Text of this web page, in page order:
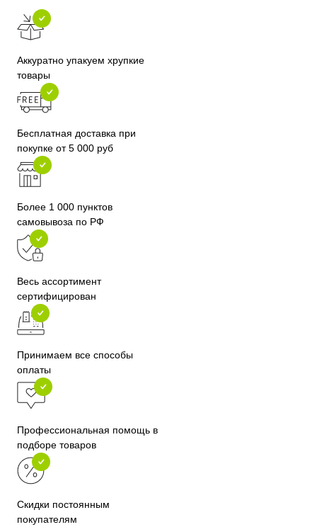
Аккуратно упакуем хрупкие
товары
Бесплатная доставка при
покупке от 5 000 руб
Более 1 000 пунктов
самовывоза по РФ
Весь ассортимент
сертифицирован
Принимаем все способы
оплаты
Профессиональная помощь в
подборе товаров
Скидки постоянным
покупателям